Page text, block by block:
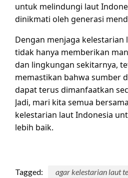
untuk melindungi laut
dinikmati oleh generasi
Dengan menjaga kelestarian
tidak hanya memberikan
dan lingkungan sekitarnya,
memastikan bahwa sumber
dapat terus dimanfaatkan
Jadi, mari kita semua
kelestarian laut Indonesia
lebih baik.
Tagged: agar kelestarian laut